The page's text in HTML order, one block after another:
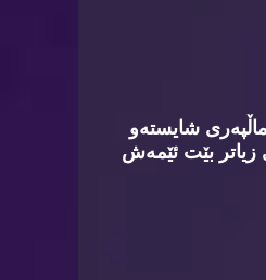
شایسته‌و
زیاتر بێت ئێمه‌ش